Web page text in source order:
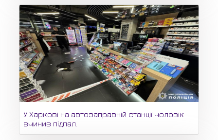
У Харкові на автозаправній станції чоловік
вчинив підпал.